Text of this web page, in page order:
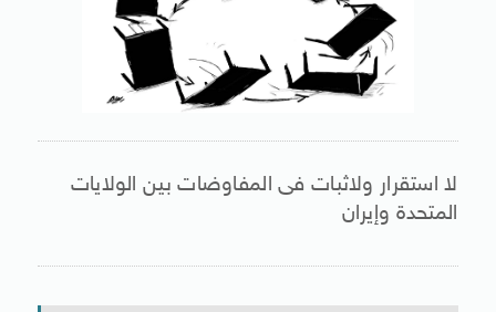
لا استقرار ولاثبات فى المفاوضات بين الولايات
المتحدة وإيران